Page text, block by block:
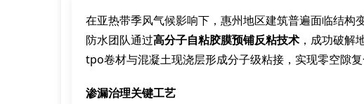
在亚热带季风气候影响下，惠州地区建筑普遍面临结构
防水团队通过高分子自粘胶膜预铺反粘技术 ，成功破解
tpo卷材与混凝土现浇层形成分子级粘接，实现零空隙复
渗漏治理关键工艺